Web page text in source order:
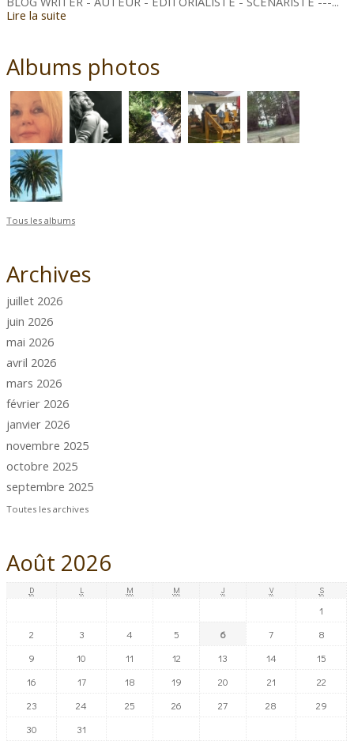
Lire la suite
Albums photos
Tous les albums
Archives
juillet 2026
juin 2026
mai 2026
avril 2026
mars 2026
février 2026
janvier 2026
novembre 2025
octobre 2025
septembre 2025
Toutes les archives
Août 2026
D L M M J V S
1
2
3 4 5 6 7
8
9
10 11 12 13 14
15
16
17 18 19 20 21
22
23
24 25 26 27 28
29
30
31